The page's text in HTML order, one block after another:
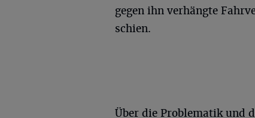
gegen ihn verhängte
schien.
Über die Problematik und